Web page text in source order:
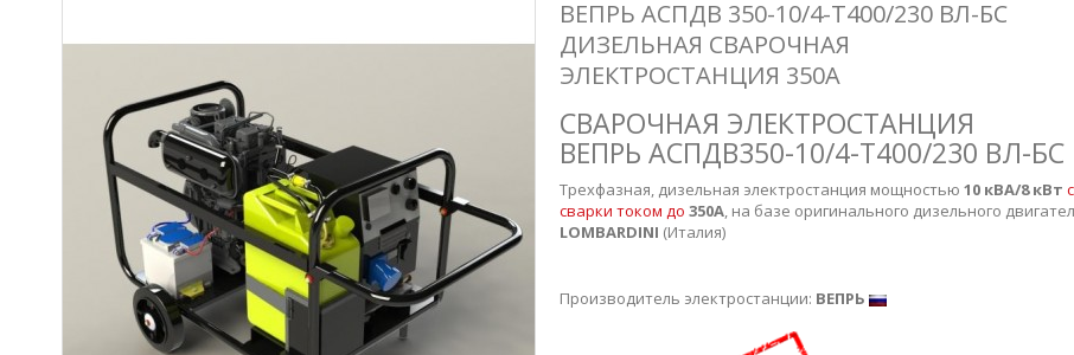
ВЕПРЬ АСПДВ 350-10/4-Т400/230 ВЛ-БС
ДИЗЕЛЬНАЯ СВАРОЧНАЯ
ЭЛЕКТРОСТАНЦИЯ 350А
СВАРОЧНАЯ ЭЛЕКТРОСТАНЦИЯ
ВЕПРЬ АСПДВ350-10/4-Т400/230 ВЛ-БС
Трехфазная, дизельная электростанция мощностью 10 кВА/8 кВт
сварки током до 350А, на базе оригинального дизельного
LOMBARDINI (Италия)
Производитель электростанции: ВЕПРЬ